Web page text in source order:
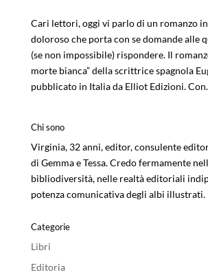
Cari lettori, oggi vi parlo di un romanzo
doloroso che porta con se domande alle
(se non impossibile) rispondere. Il
morte bianca” della scrittrice spagnola
pubblicato in Italia da Elliot Edizioni.
Chi sono
Virginia, 32 anni, editor, consulente
di Gemma e Tessa. Credo fermamente
bibliodiversità, nelle realtà editoriali
potenza comunicativa degli albi illustrati.
Categorie
Libri
Editoria